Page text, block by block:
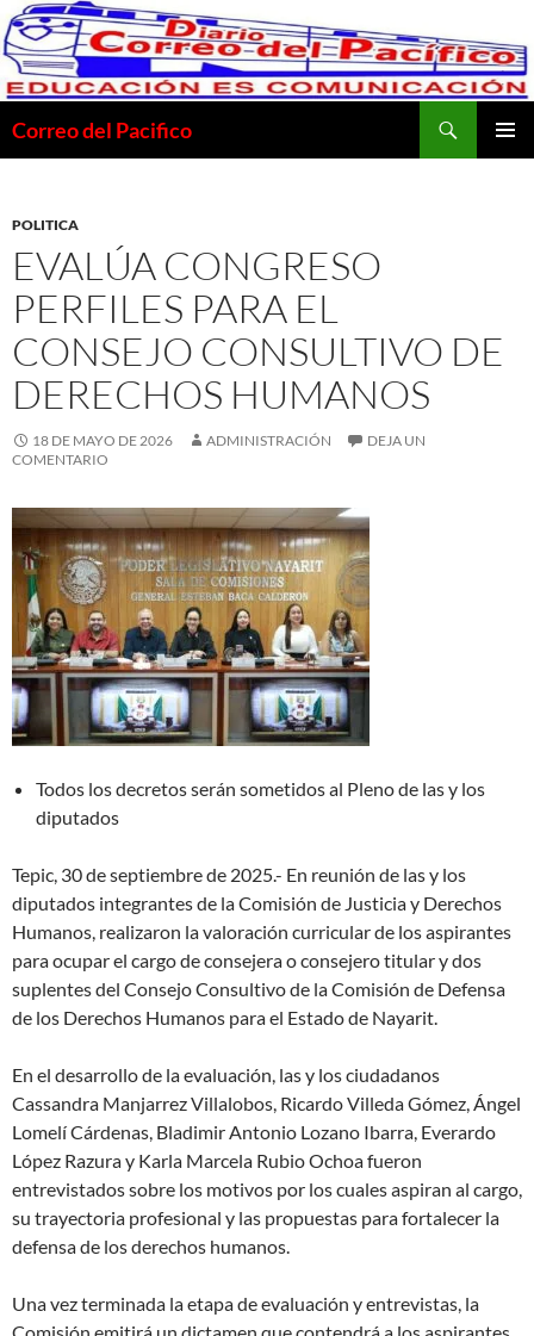
Saltar
al
contenido
Correo del Pacifico
POLITICA
EVALÚA CONGRESO
PERFILES PARA EL
CONSEJO CONSULTIVO DE
DERECHOS HUMANOS
18 DE MAYO DE 2026 ADMINISTRACIÓN
DEJA UN
COMENTARIO
Todos los decretos serán sometidos al Pleno de las y los
diputados
Tepic, 30 de septiembre de 2025.- En reunión de las y los
diputados integrantes de la Comisión de Justicia y Derechos
Humanos, realizaron la valoración curricular de los aspirantes
para ocupar el cargo de consejera o consejero titular y dos
suplentes del Consejo Consultivo de la Comisión de Defensa
de los Derechos Humanos para el Estado de Nayarit.
En el desarrollo de la evaluación, las y los ciudadanos
Cassandra Manjarrez Villalobos, Ricardo Villeda Gómez, Ángel
Lomelí Cárdenas, Bladimir Antonio Lozano Ibarra, Everardo
López Razura y Karla Marcela Rubio Ochoa fueron
entrevistados sobre los motivos por los cuales aspiran al cargo,
su trayectoria profesional y las propuestas para fortalecer la
defensa de los derechos humanos.
Una vez terminada la etapa de evaluación y entrevistas, la